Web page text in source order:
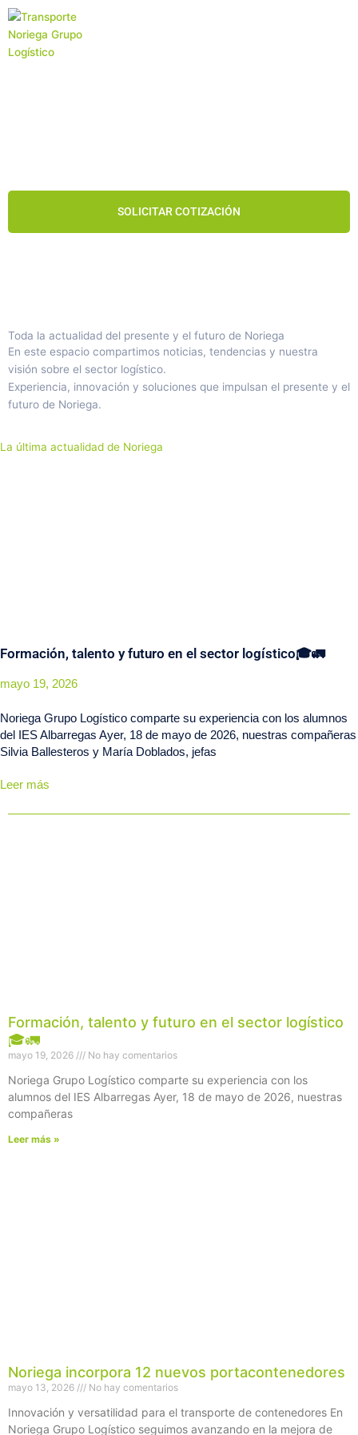
contenido
SOLICITAR COTIZACIÓN
Toda la actualidad del presente y el futuro de Noriega
En este espacio compartimos noticias, tendencias y nuestra
visión sobre el sector logístico.
Experiencia, innovación y soluciones que impulsan el presente y el
futuro de Noriega.
La última actualidad de Noriega
Formación, talento y futuro en el sector logístico🎓🚛
mayo 19, 2026
Noriega Grupo Logístico comparte su experiencia con los alumnos
del IES Albarregas Ayer, 18 de mayo de 2026, nuestras compañeras
Silvia Ballesteros y María Doblados, jefas
Leer más
Formación, talento y futuro en el sector logístico
🎓🚛
mayo 19, 2026 No hay comentarios
Noriega Grupo Logístico comparte su experiencia con los
alumnos del IES Albarregas Ayer, 18 de mayo de 2026, nuestras
compañeras
Leer más »
Noriega incorpora 12 nuevos portacontenedores
mayo 13, 2026 No hay comentarios
Innovación y versatilidad para el transporte de contenedores En
Noriega Grupo Logístico seguimos avanzando en la mejora de